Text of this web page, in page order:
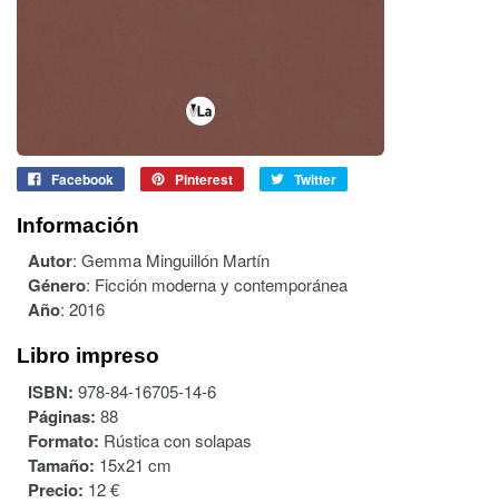
Facebook Pinterest Twitter
Información
Autor: Gemma Minguillón Martín
Género: Ficción moderna y contemporánea
Año: 2016
Libro impreso
ISBN: 978-84-16705-14-6
Páginas: 88
Formato: Rústica con solapas
Tamaño: 15x21 cm
Precio: 12 €